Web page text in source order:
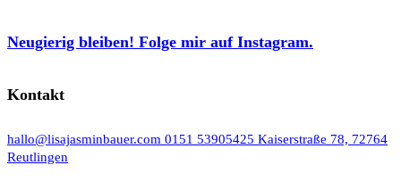
Neugierig bleiben! Folge mir auf Instagram.
Kontakt
hallo@lisajasminbauer.com 0151 53905425 Kaiserstraße 78, 72764
Reutlingen